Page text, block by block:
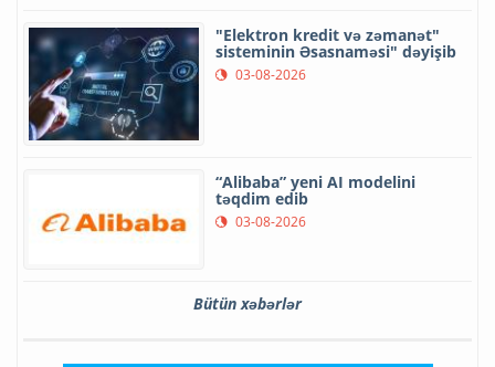
"Elektron kredit və zəmanət"
sisteminin Əsasnaməsi" dəyişib
03-08-2026
“Alibaba” yeni AI modelini
təqdim edib
03-08-2026
Bütün xəbərlər